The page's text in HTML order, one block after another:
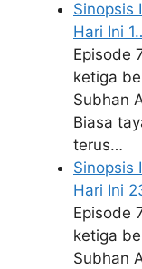
Sinopsis
Hari Ini
Episode
ketiga
Subhan
Biasa
terus…
Sinopsis
Hari Ini
Episode
ketiga
Subhan